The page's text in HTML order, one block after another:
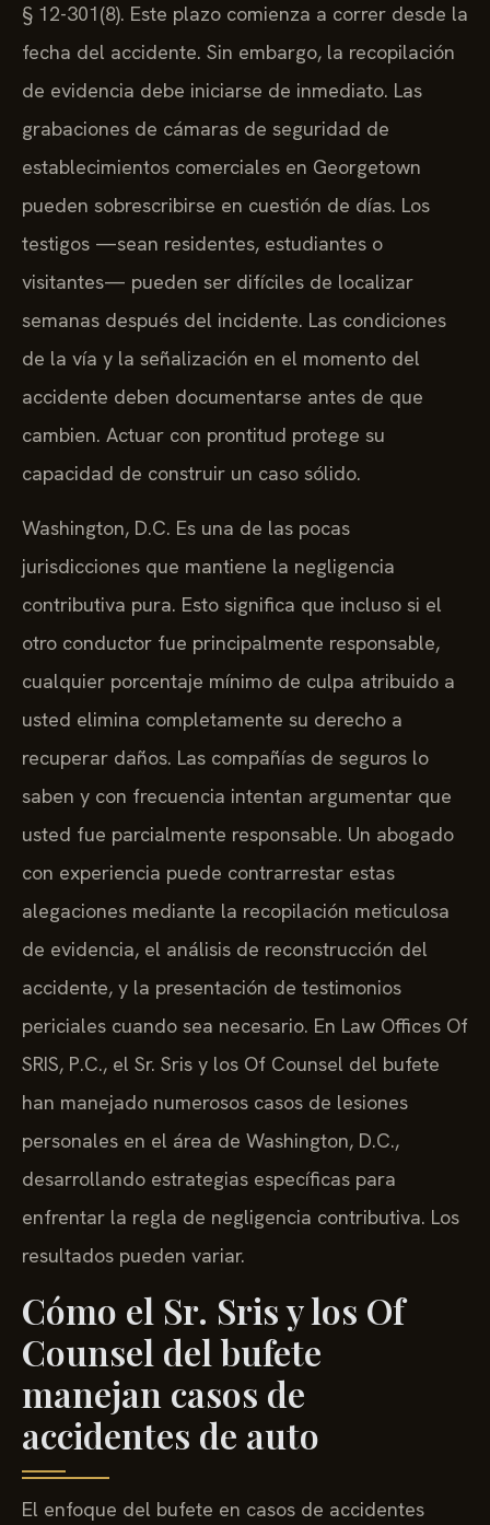
§ 12-301(8). Este plazo comienza a correr desde la
fecha del accidente. Sin embargo, la recopilación
de evidencia debe iniciarse de inmediato. Las
grabaciones de cámaras de seguridad de
establecimientos comerciales en Georgetown
pueden sobrescribirse en cuestión de días. Los
testigos —sean residentes, estudiantes o
visitantes— pueden ser difíciles de localizar
semanas después del incidente. Las condiciones
de la vía y la señalización en el momento del
accidente deben documentarse antes de que
cambien. Actuar con prontitud protege su
capacidad de construir un caso sólido.
Washington, D.C. Es una de las pocas
jurisdicciones que mantiene la negligencia
contributiva pura. Esto significa que incluso si el
otro conductor fue principalmente responsable,
cualquier porcentaje mínimo de culpa atribuido a
usted elimina completamente su derecho a
recuperar daños. Las compañías de seguros lo
saben y con frecuencia intentan argumentar que
usted fue parcialmente responsable. Un abogado
con experiencia puede contrarrestar estas
alegaciones mediante la recopilación meticulosa
de evidencia, el análisis de reconstrucción del
accidente, y la presentación de testimonios
periciales cuando sea necesario. En Law Offices Of
SRIS, P.C., el Sr. Sris y los Of Counsel del bufete
han manejado numerosos casos de lesiones
personales en el área de Washington, D.C.,
desarrollando estrategias específicas para
enfrentar la regla de negligencia contributiva. Los
resultados pueden variar.
Cómo el Sr. Sris y los Of
Counsel del bufete
manejan casos de
accidentes de auto
El enfoque del bufete en casos de accidentes